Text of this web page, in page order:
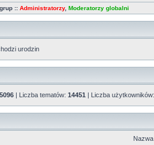
:: Administratorzy, Moderatorzy globalni
urodzin
| Liczba tematów: 14451 | Liczba użytkowników: